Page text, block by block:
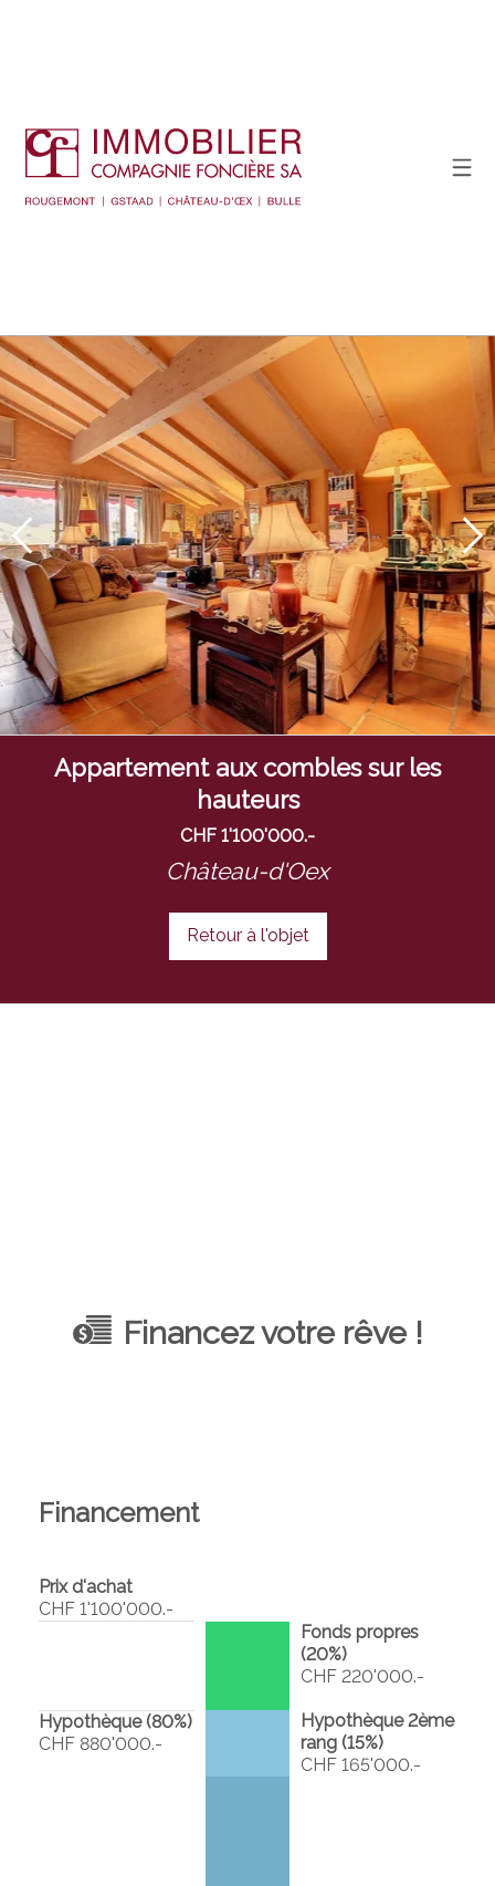
Appartement aux combles sur les
hauteurs
CHF 1'100'000.-
Château-d'Oex
Retour à l'objet
Financez votre rêve !
Financement
Prix d'achat
CHF 1'100'000.-
Fonds propres
(20%)
CHF 220'000.-
Hypothèque (80%)
CHF 880'000.-
Hypothèque 2ème
rang (15%)
CHF 165'000.-